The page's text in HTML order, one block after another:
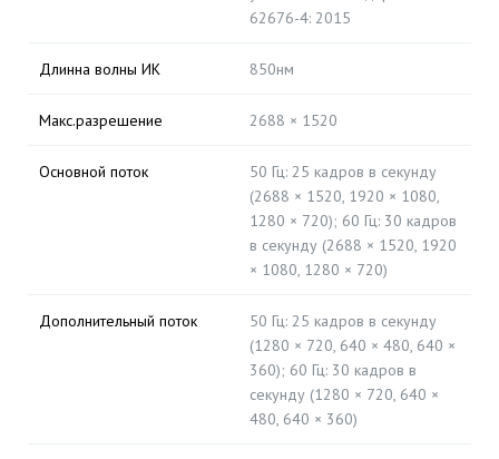
62676-4: 2015
Длинна волны ИК 850нм
Макс.разрешение 2688 × 1520
Основной поток
50 Гц: 25 кадров в секунду
(2688 × 1520, 1920 × 1080,
1280 × 720); 60 Гц: 30 кадров
в секунду (2688 × 1520, 1920
× 1080, 1280 × 720)
Дополнительный поток
50 Гц: 25 кадров в секунду
(1280 × 720, 640 × 480, 640 ×
360); 60 Гц: 30 кадров в
секунду (1280 × 720, 640 ×
480, 640 × 360)